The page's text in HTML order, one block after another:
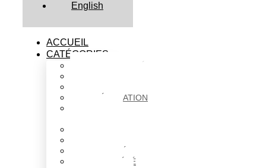
English
ACCUEIL
CATÉGORIES
ÉDUCATION
SOCIÉTÉ